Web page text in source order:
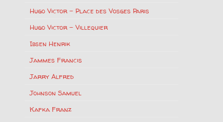
Hugo Victor – Place des Vosges Paris
Hugo Victor – Villequier
Ibsen Henrik
Jammes Francis
Jarry Alfred
Johnson Samuel
Kafka Franz